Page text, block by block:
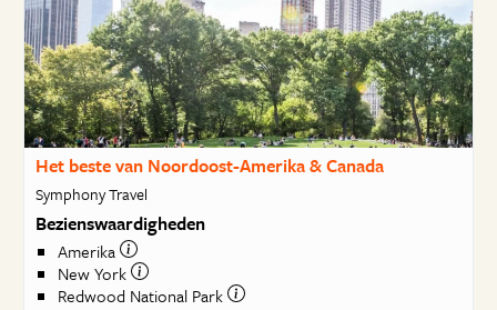
Het beste van Noordoost-Amerika & Canada
Symphony Travel
Bezienswaardigheden
Amerika
New York
Redwood National Park